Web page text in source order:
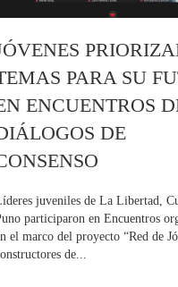
PARA SU
ENCUENTROS
DE
juveniles de La Libertad,
participaron en Encuentros
el marco del proyecto “Red de
de...